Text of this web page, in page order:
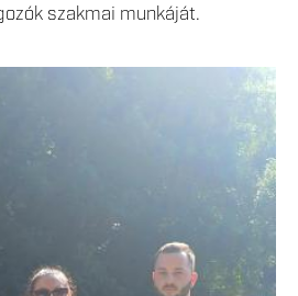
szakmai munkáját.